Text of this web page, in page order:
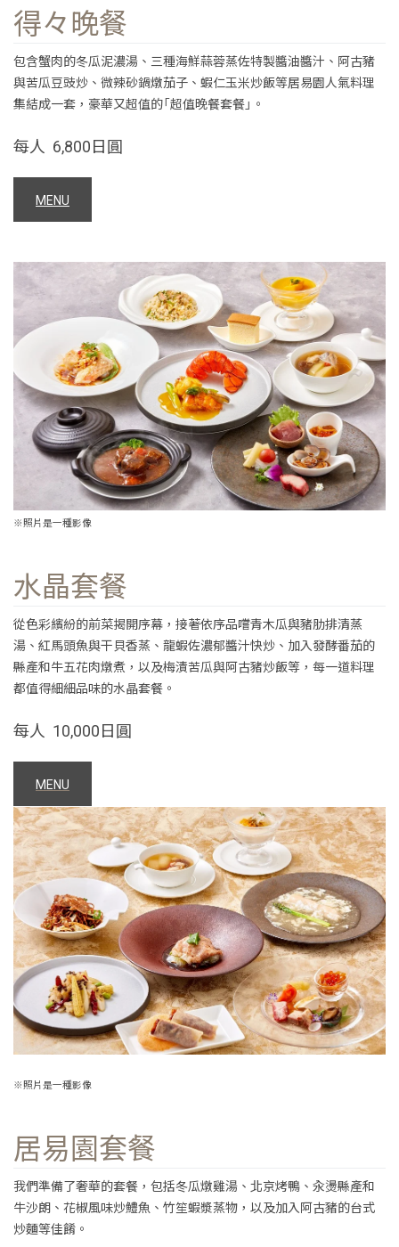
得々晚餐
包含蟹肉的冬瓜泥濃湯、三種海鮮蒜蓉蒸佐特製醬油醬汁、阿古豬
與苦瓜豆豉炒、微辣砂鍋燉茄子、蝦仁玉米炒飯等居易園人氣料理
集結成一套，豪華又超值的「超值晚餐套餐」。
每人 6,800日圓
MENU
※照片是一種影像
水晶套餐
從色彩繽紛的前菜揭開序幕，接著依序品嚐青木瓜與豬肋排清蒸
湯、紅馬頭魚與干貝香蒸、龍蝦佐濃郁醬汁快炒、加入發酵番茄的
縣產和牛五花肉燉煮，以及梅漬苦瓜與阿古豬炒飯等，每一道料理
都值得細細品味的水晶套餐。
每人 10,000日圓
MENU
※照片是一種影像
居易園套餐
我們準備了奢華的套餐，包括冬瓜燉雞湯、北京烤鴨、汆燙縣產和
牛沙朗、花椒風味炒鱧魚、竹笙蝦漿蒸物，以及加入阿古豬的台式
炒麵等佳餚。